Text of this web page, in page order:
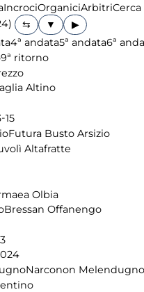
IncrociOrganiciArbitriCerca
▶
4ª andata5ª andata6ª
9ª ritorno
Altino
-15
Futura Busto Arsizio
Altafratte
Olbia
Bressan Offanengo
Narconon Melendugno